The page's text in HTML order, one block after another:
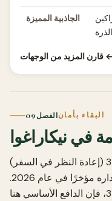
الجاذبية المميزة
قارن المزيد من الوجهات ←
الفصل 09البقاء بأمان
في نيكاراغوا
نيكاراغوا تحمل تحذيرًا من المستوى 3 (إعادة النظر في السفر)
من وزارة الخارجية الأمريكية، أُعيد إصداره مؤخرًا في عام 2026.
على عكس العديد من دول المستوى 3، فإن الدافع الأساسي هنا